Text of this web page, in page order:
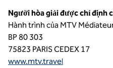
Người hòa giải được chỉ định
Hành trình của MTV
BP 80 303
75823 PARIS CEDEX 17
www.mtv.travel